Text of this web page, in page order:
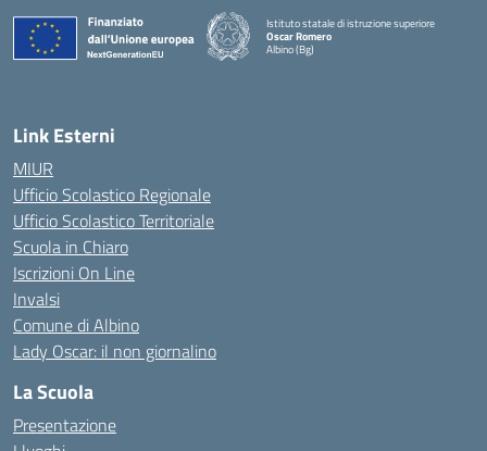
Istituto statale di istruzione superiore
Oscar Romero
Albino (Bg)
Link Esterni
MIUR
Ufficio Scolastico Regionale
Ufficio Scolastico Territoriale
Scuola in Chiaro
Iscrizioni On Line
Invalsi
Comune di Albino
Lady Oscar: il non giornalino
La Scuola
Presentazione